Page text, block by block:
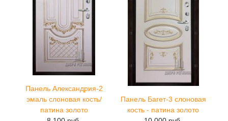
Панель Александрия-2
эмаль слоновая кость/
патина золото
Панель Багет-3 слоновая
кость - патина золото